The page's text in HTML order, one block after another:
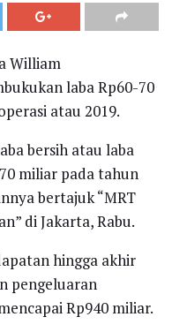
William
laba Rp60-70
atau 2019.
bersih atau laba
miliar pada tahun
bertajuk “MRT
di Jakarta, Rabu.
hingga akhir
pengeluaran
Rp940 miliar.